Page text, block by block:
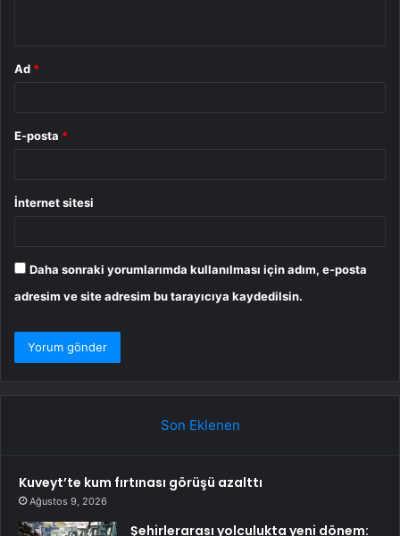
Ad *
E-posta *
İnternet sitesi
Daha sonraki yorumlarımda kullanılması için adım, e-posta
adresim ve site adresim bu tarayıcıya kaydedilsin.
Son Eklenen
Kuveyt’te kum fırtınası görüşü azalttı
Ağustos 9, 2026
Şehirlerarası yolculukta yeni dönem: